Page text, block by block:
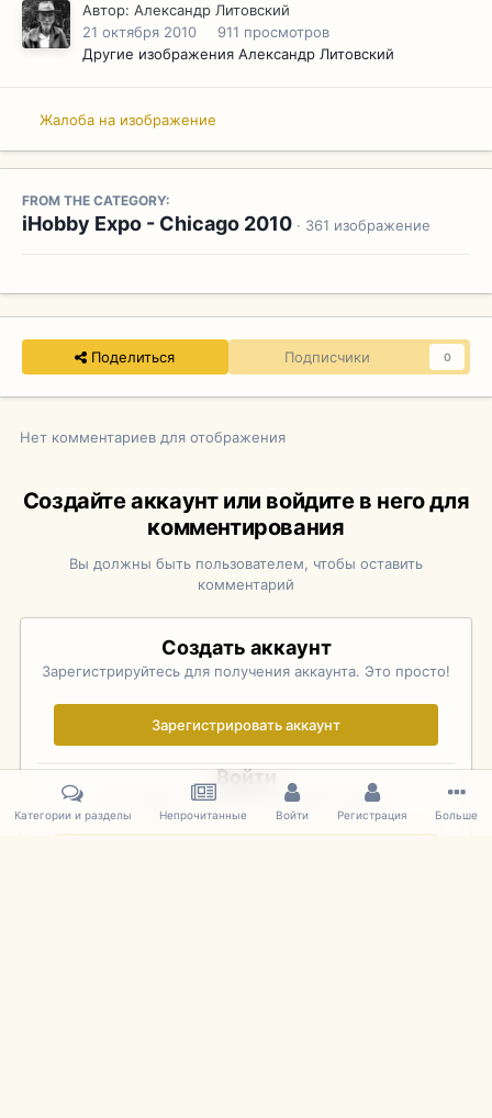
Автор: Александр Литовский
21 октября 2010
911 просмотров
Другие изображения Александр Литовский
Жалоба на изображение
FROM THE CATEGORY:
iHobby Expo - Chicago 2010 · 361 изображение
Поделиться Подписчики 0
Нет комментариев для отображения
Создайте аккаунт или войдите в него для
комментирования
Вы должны быть пользователем, чтобы оставить
комментарий
Создать аккаунт
Зарегистрируйтесь для получения аккаунта. Это просто!
Зарегистрировать аккаунт
Войти
Уже зарегистрированы? Войдите здесь.
Категории и разделы Непрочитанные Войти Регистрация Больше